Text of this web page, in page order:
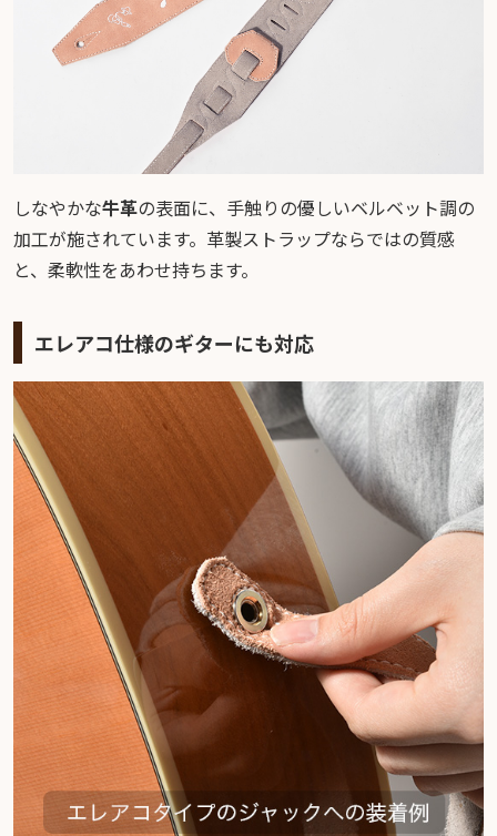
しなやかな牛革の表面に、手触りの優しいベルベット調の
加工が施されています。革製ストラップならではの質感
と、柔軟性をあわせ持ちます。
エレアコ仕様のギターにも対応